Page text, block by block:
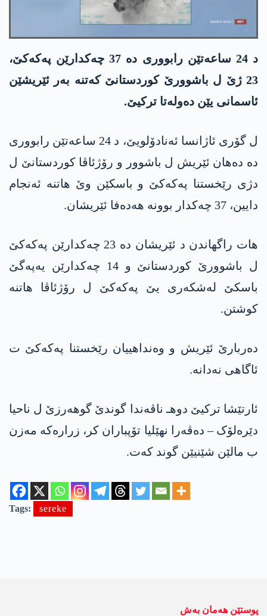
د 24 ساعه‌تێن رابووری ده‌ 37 چه‌كدارێن په‌كه‌كێ،
23 ژێ ل باشوورێ كوردستانێ كه‌تنه‌ به‌ر ئێریشێن
ئاسمانی یێن ده‌وله‌تا تركیێ.
ل گۆری ئاژانسا ئه‌نادۆلویێ، د 24 ساعه‌تێن رابووری
ده‌ ده‌هان ئێریش ل باشوور و رۆژئاڤا كوردستانێ ل
دژی رێخستنا په‌كه‌كێ و باسكێن وێ هاتنه‌ ئه‌نجام
دایین، 37 چه‌كدار بوونه‌ هه‌ده‌فا ئێریشان.
هات راگهاندن د ئێریشان ده‌ 23 چه‌كدارێن په‌كه‌كێ
ل باشوورێ كوردستانێ و 14 چه‌كدارێن یه‌په‌گێ
باسكێ له‌شكه‌ری یێ په‌كه‌كێ ل رۆژئاڤا هاتنه‌
كوشتن.
ده‌ربارێ ئێریش و وه‌نداهییان رێخستنا په‌كه‌كێ ت
ئاگاهی نه‌دانه‌.
ئارتێشا تركیێ دوهـ ناڤه‌ندا گوندێ گوهەرزێ ل ناحیا
دێرەلۆک – دەڤەرا نهێلیا تۆپباران كر، زراره‌كه‌ مه‌زن
ب مالێن شێنیێن گوند كه‌ت.
Tags: sereke
پوستێن ھەمان بەش